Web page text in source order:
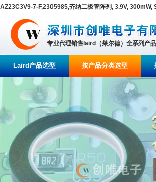
AZ23C3V9-7-F,2305985,齐纳二极管阵列, 3.9V, 300mW,
专业代理销售laird（莱尔德）全系列产
Laird产品选型 按产品分类选型